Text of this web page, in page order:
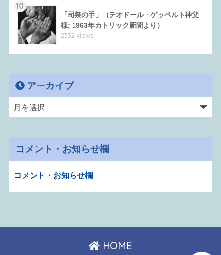
10
「司祭の手」（テオドール・ゲッペルト神父
様; 1963年カトリック新聞より）
2332 views
アーカイブ
コメント・お知らせ欄
コメント・お知らせ欄
HOME